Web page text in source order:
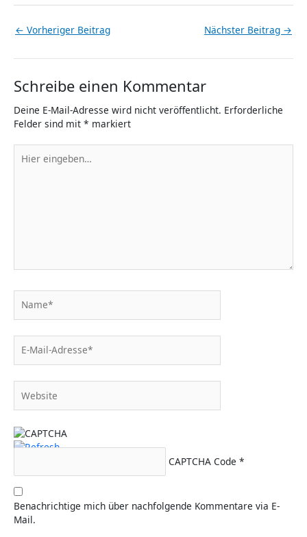
← Vorheriger Beitrag Nächster Beitrag →
Schreibe einen Kommentar
Deine E-Mail-Adresse wird nicht veröffentlicht. Erforderliche
Felder sind mit * markiert
eingeben…
Mail-
Adresse*
CAPTCHA Code *
Benachrichtige mich über nachfolgende Kommentare via E-
Mail.